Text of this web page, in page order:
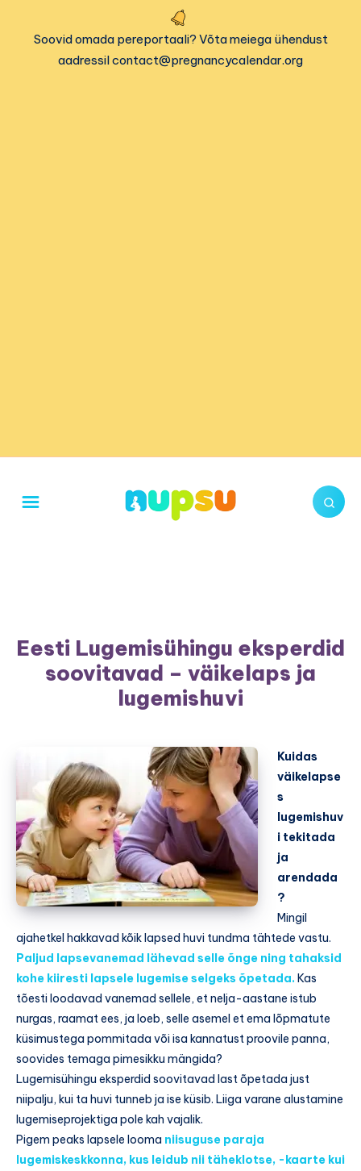
Soovid omada pereportaali? Võta meiega ühendust
aadressil contact@pregnancycalendar.org
Eesti Lugemisühingu eksperdid
soovitavad – väikelaps ja
lugemishuvi
Kuidas
väikelapse
s
lugemishuv
i tekitada
ja
arendada
?
Mingil
ajahetkel hakkavad kõik lapsed huvi tundma tähtede vastu.
Paljud lapsevanemad lähevad selle õnge ning tahaksid
kohe kiiresti lapsele lugemise selgeks õpetada.Kas
tõesti loodavad vanemad sellele, et nelja-aastane istub
nurgas, raamat ees, ja loeb, selle asemel et ema lõpmatute
küsimustega pommitada või isa kannatust proovile panna,
soovides temaga pimesikku mängida?
Lugemisühingu eksperdid soovitavad last õpetada just
niipalju, kui ta huvi tunneb ja ise küsib. Liiga varane alustamine
lugemiseprojektiga pole kah vajalik.
Pigem peaks lapsele looma niisuguse paraja
lugemiskeskkonna, kus leidub nii täheklotse, -kaarte kui